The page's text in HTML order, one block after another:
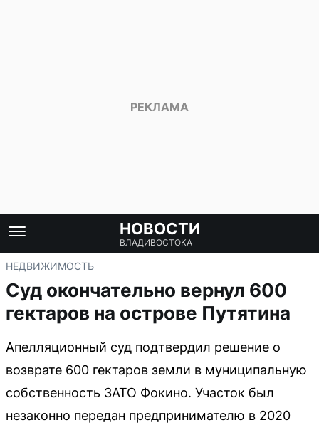
НОВОСТИ
ВЛАДИВОСТОКА
НЕДВИЖИМОСТЬ
Суд окончательно вернул 600
гектаров на острове Путятина
Апелляционный суд подтвердил решение о
возврате 600 гектаров земли в муниципальную
собственность ЗАТО Фокино. Участок был
незаконно передан предпринимателю в 2020